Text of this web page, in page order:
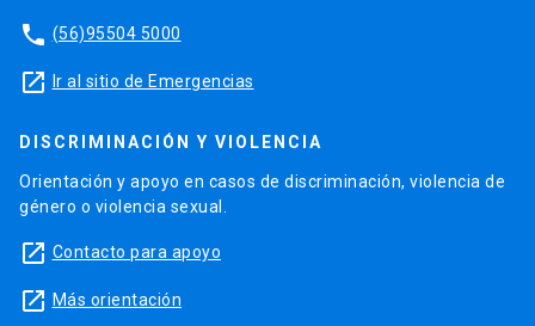
phone (56)95504 5000
launch Ir al sitio de Emergencias
DISCRIMINACIÓN Y VIOLENCIA
Orientación y apoyo en casos de discriminación, violencia de
género o violencia sexual.
launch Contacto para apoyo
launch Más orientación